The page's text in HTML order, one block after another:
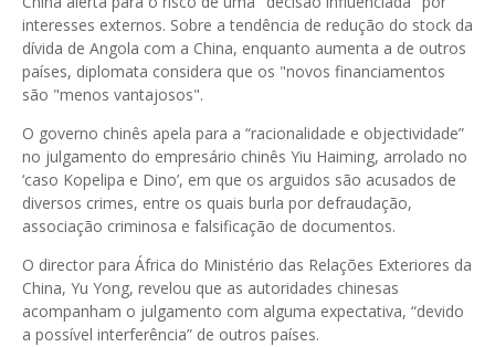
interesses externos. Sobre a tendência de redução do stock da
dívida de Angola com a China, enquanto aumenta a de outros
países, diplomata considera que os "novos financiamentos
são "menos vantajosos".
O governo chinês apela para a “racionalidade e objectividade”
no julgamento do empresário chinês Yiu Haiming, arrolado no
‘caso Kopelipa e Dino’, em que os arguidos são acusados de
diversos crimes, entre os quais burla por defraudação,
associação criminosa e falsificação de documentos.
O director para África do Ministério das Relações Exteriores da
China, Yu Yong, revelou que as autoridades chinesas
acompanham o julgamento com alguma expectativa, “devido
a possível interferência” de outros países.